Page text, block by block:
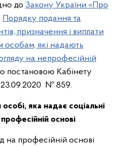
до Закону України «Про
Порядку подання та
призначення і виплати
особам, які надають
на непрофесійній
постановою Кабінету
23.09.2020 № 859.
яка надає соціальні
основі
на професійній основі